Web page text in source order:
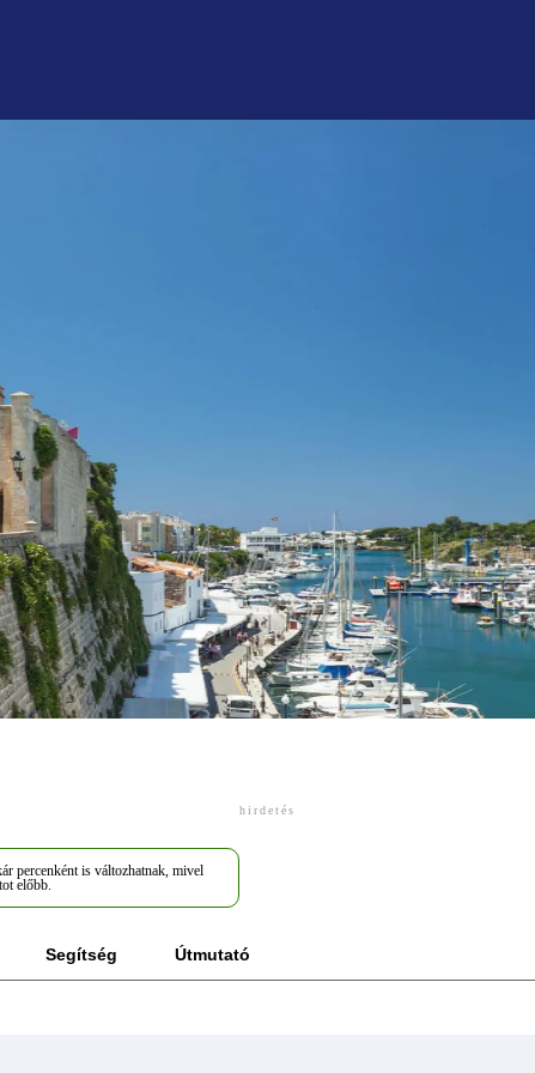
hirdetés
percenként is változhatnak, mivel
előbb.
Segítség Útmutató